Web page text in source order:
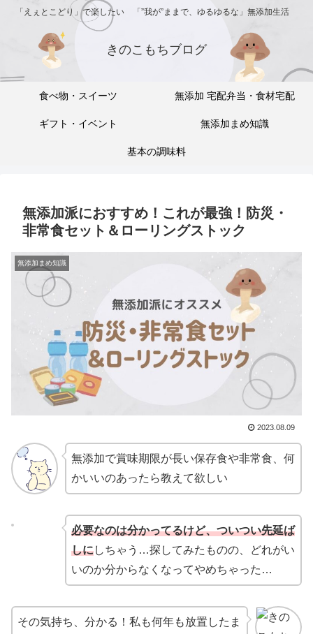
「えぇとこどり」で楽したい 「”我が”ままで、ゆるゆるな」無添加生活
きのこもちブログ
食べ物・スイーツ 無添加 宅配弁当・食材宅配
ギフト・イベント 無添加まめ知識
基本の調味料
無添加派におすすめ！これが最強！防災・
非常食セット＆ローリングストック
無添加まめ知識
2023.08.09
無添加で賞味期限が長い保存食や非常食、何
かいいのあったら教えて欲しい
必要なのは分かってるけど、ついつい先延ば
しにしちゃう…探してみたものの、どれがい
いのか分からなくなってやめちゃった…
その気持ち、分かる！私も何年も放置したま